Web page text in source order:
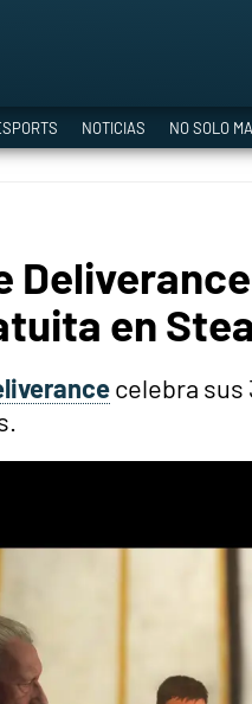
gala
Mario cafetería oficial
tradición
NOTICIAS NO SOLO
en
celebra